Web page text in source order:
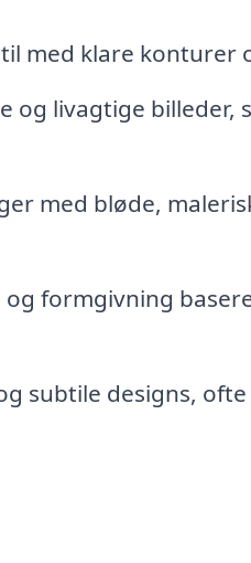
med klare konturer
og livagtige
med bløde,
og formgivning
subtile designs,